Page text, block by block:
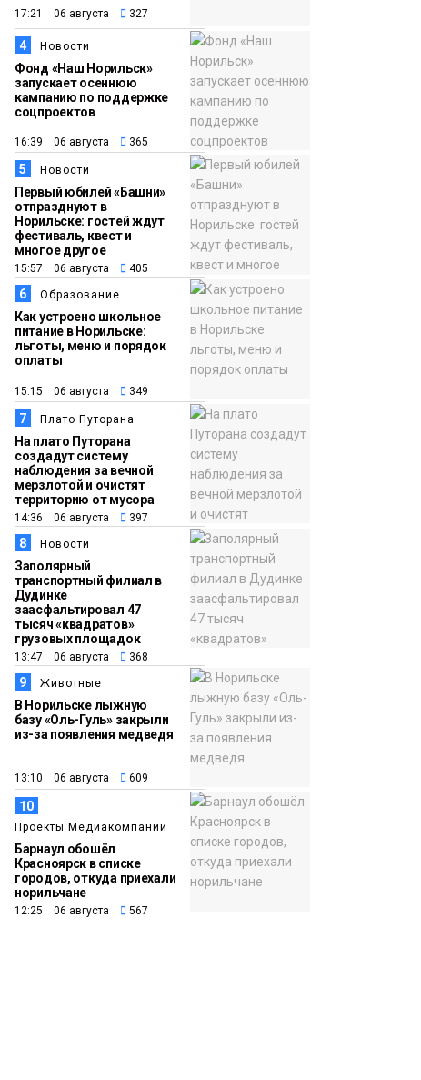
12:25
Медиакомпании
Барнаул обошёл
Красноярск в
списке городов,
откуда приехали
норильчане
17:21 06 августа 327
4 Новости
Фонд «Наш Норильск»
запускает осеннюю
кампанию по поддержке
соцпроектов
16:39 06 августа 365
5 Новости
Первый юбилей «Башни»
отпразднуют в
Норильске: гостей ждут
фестиваль, квест и
многое другое
15:57 06 августа 405
6 Образование
Как устроено школьное
питание в Норильске:
льготы, меню и порядок
оплаты
15:15 06 августа 349
7 Плато Путорана
На плато Путорана
создадут систему
наблюдения за вечной
мерзлотой и очистят
территорию от мусора
14:36 06 августа 397
8 Новости
Заполярный
транспортный филиал в
Дудинке
заасфальтировал 47
тысяч «квадратов»
грузовых площадок
13:47 06 августа 368
9 Животные
В Норильске лыжную
базу «Оль-Гуль» закрыли
из-за появления медведя
13:10 06 августа 609
10
Проекты Медиакомпании
Барнаул обошёл
Красноярск в списке
городов, откуда приехали
норильчане
12:25 06 августа 567